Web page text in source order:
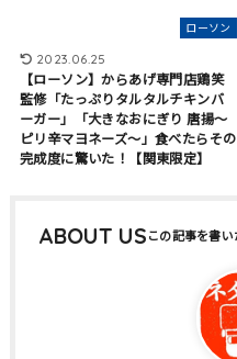
ローソン
2023.06.25
【ローソン】からあげ専門店鶏笑
監修「たっぷりタルタルチキンバ
ーガー」「大きなおにぎり 唐揚～
ピリ辛マヨネーズ～」食べたらその
完成度に驚いた！【関東限定】
ABOUT US